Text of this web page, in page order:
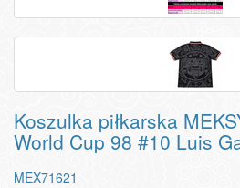
Koszulka piłkarska
World Cup 98 #10 Luis
MEX71621